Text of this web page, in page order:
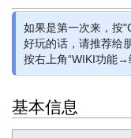
如果是第一次来，按
好玩的话，请推荐
按右上角“WIKI功能→
基本信息